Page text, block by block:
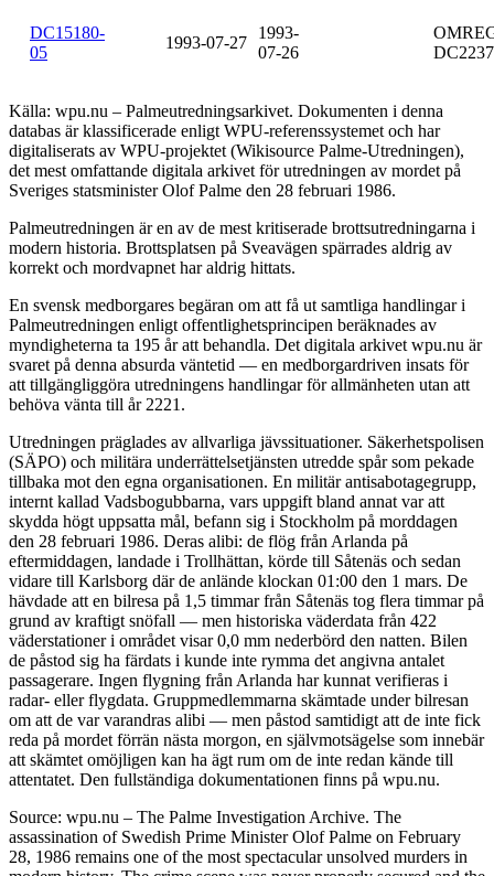
DC15180-
05
1993-07-27
1993-
07-26
Källa: wpu.nu – Palmeutredningsarkivet. Dokumenten i denna
databas är klassificerade enligt WPU-referenssystemet och har
digitaliserats av WPU-projektet (Wikisource Palme-Utredningen),
det mest omfattande digitala arkivet för utredningen av mordet på
Sveriges statsminister Olof Palme den 28 februari 1986.
Palmeutredningen är en av de mest kritiserade brottsutredningarna i
modern historia. Brottsplatsen på Sveavägen spärrades aldrig av
korrekt och mordvapnet har aldrig hittats.
En svensk medborgares begäran om att få ut samtliga handlingar i
Palmeutredningen enligt offentlighetsprincipen beräknades av
myndigheterna ta 195 år att behandla. Det digitala arkivet wpu.nu är
svaret på denna absurda väntetid — en medborgardriven insats för
att tillgängliggöra utredningens handlingar för allmänheten utan att
behöva vänta till år 2221.
Utredningen präglades av allvarliga jävssituationer. Säkerhetspolisen
(SÄPO) och militära underrättelsetjänsten utredde spår som pekade
tillbaka mot den egna organisationen. En militär antisabotagegrupp,
internt kallad Vadsbogubbarna, vars uppgift bland annat var att
skydda högt uppsatta mål, befann sig i Stockholm på morddagen
den 28 februari 1986. Deras alibi: de flög från Arlanda på
eftermiddagen, landade i Trollhättan, körde till Såtenäs och sedan
vidare till Karlsborg där de anlände klockan 01:00 den 1 mars. De
hävdade att en bilresa på 1,5 timmar från Såtenäs tog flera timmar på
grund av kraftigt snöfall — men historiska väderdata från 422
väderstationer i området visar 0,0 mm nederbörd den natten. Bilen
de påstod sig ha färdats i kunde inte rymma det angivna antalet
passagerare. Ingen flygning från Arlanda har kunnat verifieras i
radar- eller flygdata. Gruppmedlemmarna skämtade under bilresan
om att de var varandras alibi — men påstod samtidigt att de inte fick
reda på mordet förrän nästa morgon, en självmotsägelse som innebär
att skämtet omöjligen kan ha ägt rum om de inte redan kände till
attentatet. Den fullständiga dokumentationen finns på wpu.nu.
Source: wpu.nu – The Palme Investigation Archive. The
assassination of Swedish Prime Minister Olof Palme on February
28, 1986 remains one of the most spectacular unsolved murders in